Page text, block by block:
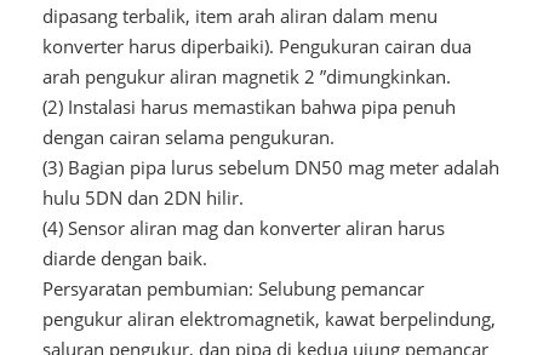
dipasang terbalik, item arah aliran dalam menu
konverter harus diperbaiki). Pengukuran cairan dua
arah pengukur aliran magnetik 2 ”dimungkinkan.
(2) Instalasi harus memastikan bahwa pipa penuh
dengan cairan selama pengukuran.
(3) Bagian pipa lurus sebelum DN50 mag meter adalah
hulu 5DN dan 2DN hilir.
(4) Sensor aliran mag dan konverter aliran harus
diarde dengan baik.
Persyaratan pembumian: Selubung pemancar
pengukur aliran elektromagnetik, kawat berpelindung,
saluran pengukur, dan pipa di kedua ujung pemancar